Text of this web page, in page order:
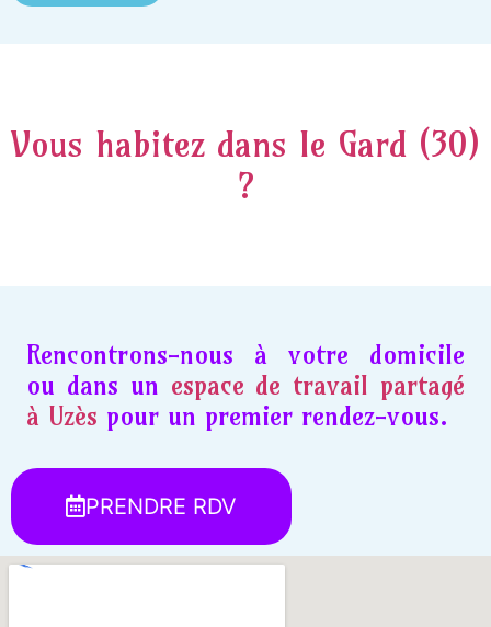
Vous habitez dans le Gard (30)
?
Rencontrons-nous à votre domicile
ou dans un espace de travail partagé
à Uzès pour un premier rendez-vous.
PRENDRE RDV